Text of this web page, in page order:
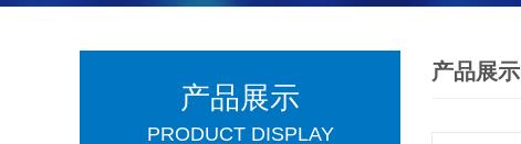
产品展示
PRODUCT DISPLAY
产品展示